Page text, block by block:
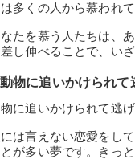
多くの人から慕われ
たを慕う人たちは、
差し伸べることで、い
動物に追いかけられて
に追いかけられて逃
には言えない恋愛をし
とが多い夢です。きっ